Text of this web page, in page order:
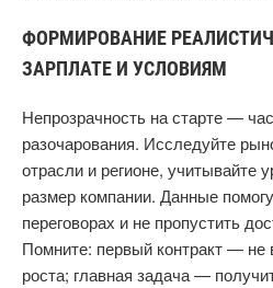
ФОРМИРОВАНИЕ
ЗАРПЛАТЕ И УСЛОВИЯМ
Непрозрачность на старте —
разочарования. Исследуйте
отрасли и регионе, учитывайте
размер компании. Данные
переговорах и не пропустить
Помните: первый контракт — не
роста; главная задача —